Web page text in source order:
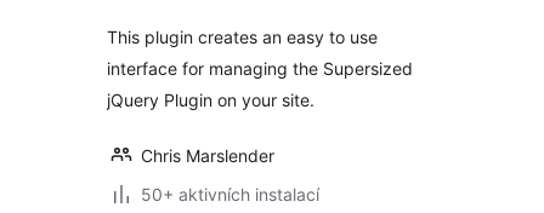
This plugin creates an easy to use
interface for managing the Supersized
jQuery Plugin on your site.
Chris Marslender
50+ aktivních instalací